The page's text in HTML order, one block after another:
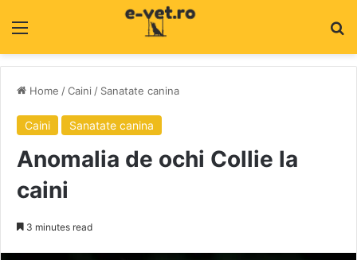
Home /Caini / Sanatate canina
Caini Sanatate canina
Anomalia de ochi Collie la
caini
3 minutes read